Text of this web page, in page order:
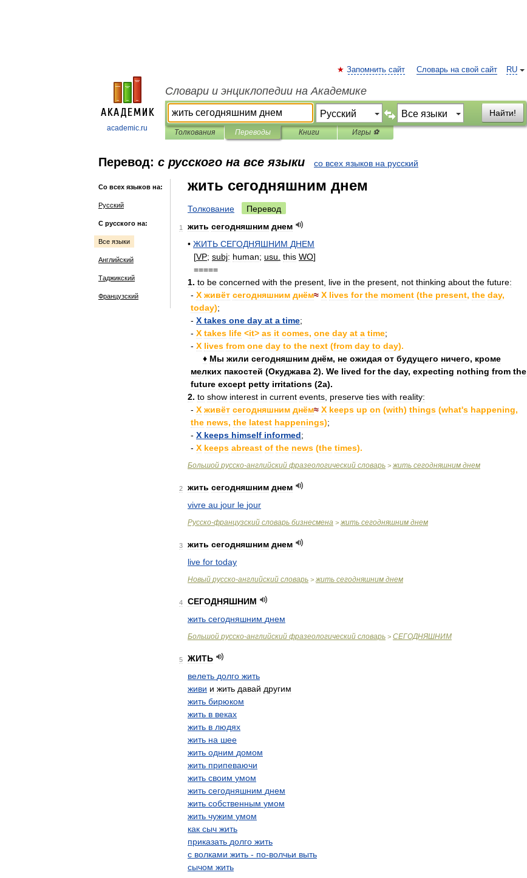
academic.ru
RU
Запомнить сайт Словарь на свой сайт
Словари и энциклопедии на Академике
Найти!
Толкования Переводы Книги Игры ⚽
Перевод: с русского на все языки со всех языков на русский
Со всех языков на:
Русский
С русского на:
Все языки
Английский
Таджикский
Французский
жить сегодняшним днем
Толкование Перевод
1 жить сегодняшним днем
• ЖИТЬ СЕГОДНЯШНИМ ДНЕМ
[VP; subj: human; usu this WO]
=====
1. to be concerned with the present live in the present not thinking about the future:
- X живёт сегодняшним днём≈ X lives for the moment (the present, the day,
today);
- X takes one day at a time;
- X takes life <it> as it comes, one day at a time;
- X lives from one day to the next (from day to day).
♦ Мы жили сегодняшним днём, не ожидая от будущего ничего, кроме
мелких пакостей (Окуджава 2). We lived for the day, expecting nothing from the
future except petty irritations (2a).
2. to show interest in current events preserve ties with reality:
- X живёт сегодняшним днём≈ X keeps up on (with) things (what's happening,
the news, the latest happenings);
- X keeps himself informed;
- X keeps abreast of the news (the times).
Большой русско-английский фразеологический словарь > жить сегодняшним днем
2 жить сегодняшним днем
vivre au jour le jour
Русско-французский словарь бизнесмена > жить сегодняшним днем
3 жить сегодняшним днем
live for today
Новый русско-английский словарь > жить сегодняшним днем
4
СЕГОДНЯШНИМ
жить сегодняшним днем
Большой русско-английский фразеологический словарь > СЕГОДНЯШНИМ
5
ЖИТЬ
велеть долго жить
живи и жить давай другим
жить бирюком
жить в веках
жить в людях
жить на шее
жить одним домом
жить припеваючи
жить своим умом
жить сегодняшним днем
жить собственным умом
жить чужим умом
как сыч жить
приказать долго жить
с волками жить - по-волчьи выть
сычом жить